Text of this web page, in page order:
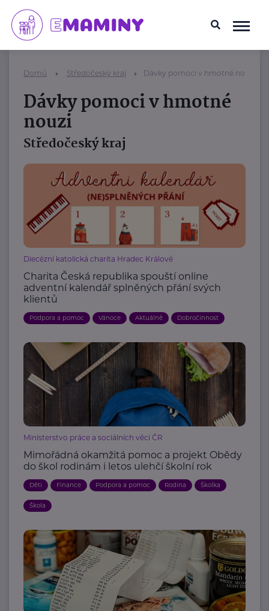
Domů Středočeský kraj Dávky pomoci v hmotné nouzi
Dávky pomoci v hmotné
nouzi
Středočeský kraj
Diecézní katolická charita Hradec Králové
Charita Česká republika spouští online
adventní kalendář splněných přání svých
klientů
Podpora a pomoc Vánoce Aktuálně Dobročinnost
Ministerstvo práce a sociálních věcí ČR
Mimořádná okamžitá pomoc a projekt Obědy
do škol rodinám i letos ulehčí školní rok
Děti Finance Podpora a pomoc Rodina Školka
Škola